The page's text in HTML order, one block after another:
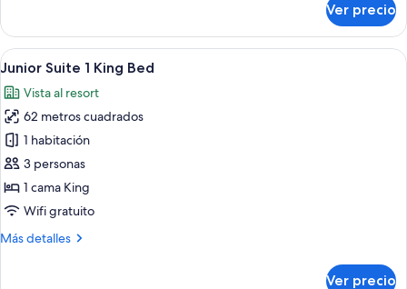
2
King
Beds
Bedroom
Suite,
2
Beds
Ver precio
Abrir
todas
las
fotos
de
Junior
Suite
1
Bed
Una habitación de hotel moderna
10
Junior Suite 1 King Bed
Vista al resort
62 metros cuadrados
1 habitación
3 personas
1 cama King
Wifi gratuito
Más detalles
Más
Ver precio